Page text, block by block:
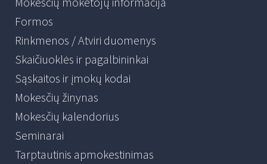
Formos
Rinkmenos / Atviri duomenys
Skaičiuoklės ir pagalbininkai
Sąskaitos ir įmokų kodai
Mokesčių žinynas
Mokesčių kalendorius
Seminarai
Tarptautinis apmokestinimas